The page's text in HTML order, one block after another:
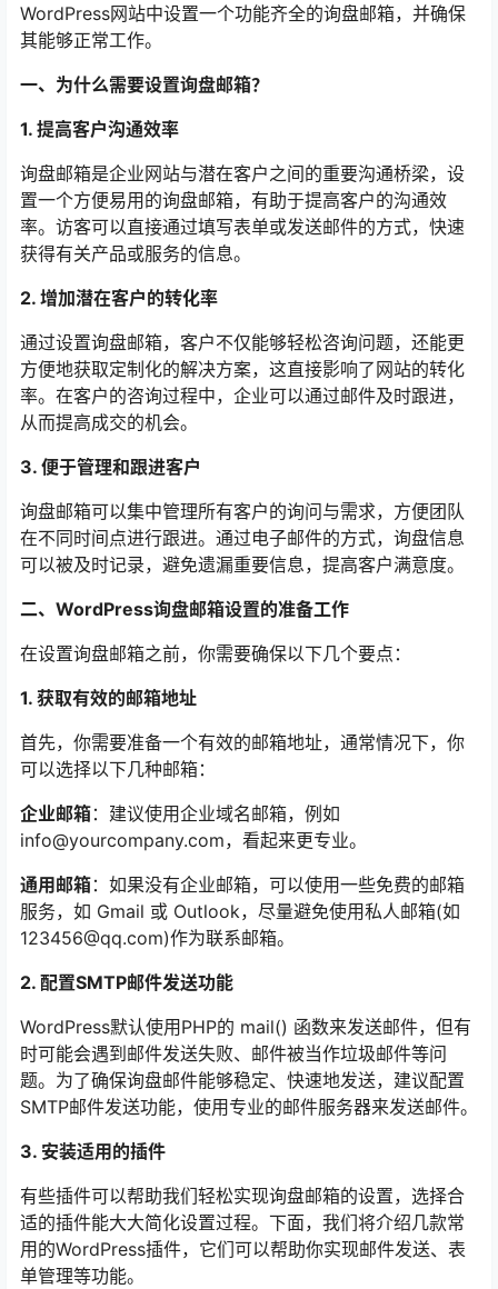
WordPress网站中设置一个功能齐全的询盘邮箱，并确保
其能够正常工作。
一、为什么需要设置询盘邮箱？
1. 提高客户沟通效率
询盘邮箱是企业网站与潜在客户之间的重要沟通桥梁，设
置一个方便易用的询盘邮箱，有助于提高客户的沟通效
率。访客可以直接通过填写表单或发送邮件的方式，快速
获得有关产品或服务的信息。
2. 增加潜在客户的转化率
通过设置询盘邮箱，客户不仅能够轻松咨询问题，还能更
方便地获取定制化的解决方案，这直接影响了网站的转化
率。在客户的咨询过程中，企业可以通过邮件及时跟进，
从而提高成交的机会。
3. 便于管理和跟进客户
询盘邮箱可以集中管理所有客户的询问与需求，方便团队
在不同时间点进行跟进。通过电子邮件的方式，询盘信息
可以被及时记录，避免遗漏重要信息，提高客户满意度。
二、WordPress询盘邮箱设置的准备工作
在设置询盘邮箱之前，你需要确保以下几个要点：
1. 获取有效的邮箱地址
首先，你需要准备一个有效的邮箱地址，通常情况下，你
可以选择以下几种邮箱：
企业邮箱：建议使用企业域名邮箱，例如
info@yourcompany.com，看起来更专业。
通用邮箱：如果没有企业邮箱，可以使用一些免费的邮箱
服务，如 Gmail 或 Outlook，尽量避免使用私人邮箱(如
123456@qq.com)作为联系邮箱。
2. 配置SMTP邮件发送功能
WordPress默认使用PHP的 mail() 函数来发送邮件，但有
时可能会遇到邮件发送失败、邮件被当作垃圾邮件等问
题。为了确保询盘邮件能够稳定、快速地发送，建议配置
SMTP邮件发送功能，使用专业的邮件服务器来发送邮件。
3. 安装适用的插件
有些插件可以帮助我们轻松实现询盘邮箱的设置，选择合
适的插件能大大简化设置过程。下面，我们将介绍几款常
用的WordPress插件，它们可以帮助你实现邮件发送、表
单管理等功能。